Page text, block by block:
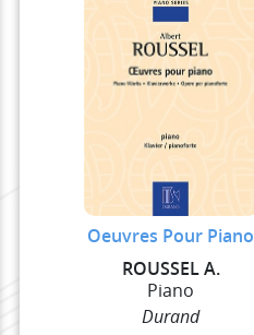
Oeuvres Pour Piano
ROUSSEL A.
Piano
Durand